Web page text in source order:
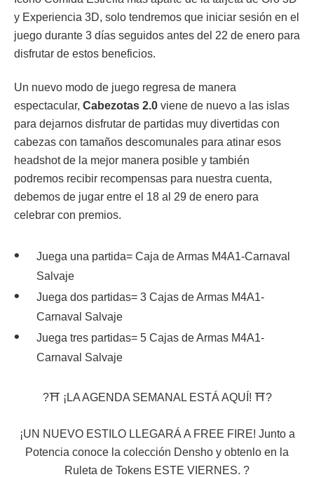
y Experiencia 3D, solo tendremos que iniciar sesión en el
juego durante 3 días seguidos antes del 22 de enero para
disfrutar de estos beneficios.
Un nuevo modo de juego regresa de manera
espectacular, Cabezotas 2.0 viene de nuevo a las islas
para dejarnos disfrutar de partidas muy divertidas con
cabezas con tamaños descomunales para atinar esos
headshot de la mejor manera posible y también
podremos recibir recompensas para nuestra cuenta,
debemos de jugar entre el 18 al 29 de enero para
celebrar con premios.
Juega una partida= Caja de Armas M4A1-Carnaval
Salvaje
Juega dos partidas= 3 Cajas de Armas M4A1-
Carnaval Salvaje
Juega tres partidas= 5 Cajas de Armas M4A1-
Carnaval Salvaje
?⛩ ¡LA AGENDA SEMANAL ESTÁ AQUÍ! ⛩⁣⁣⁣⁣⁣?
¡UN NUEVO ESTILO LLEGARÁ A FREE FIRE! Junto a
Potencia conoce la colección Densho y obtenlo en la
Ruleta de Tokens ESTE VIERNES. ?